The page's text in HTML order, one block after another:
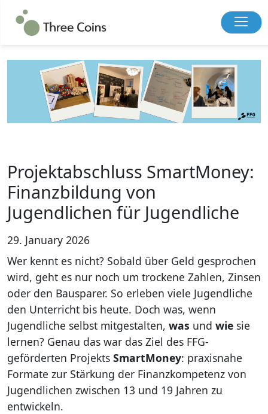
Projektabschluss SmartMoney:
Finanzbildung von
Jugendlichen für Jugendliche
29. January 2026
Wer kennt es nicht? Sobald über Geld gesprochen
wird, geht es nur noch um trockene Zahlen, Zinsen
oder den Bausparer. So erleben viele Jugendliche
den Unterricht bis heute. Doch was, wenn
Jugendliche selbst mitgestalten, was und wie sie
lernen? Genau das war das Ziel des FFG-
geförderten Projekts SmartMoney: praxisnahe
Formate zur Stärkung der Finanzkompetenz von
Jugendlichen zwischen 13 und 19 Jahren zu
entwickeln.